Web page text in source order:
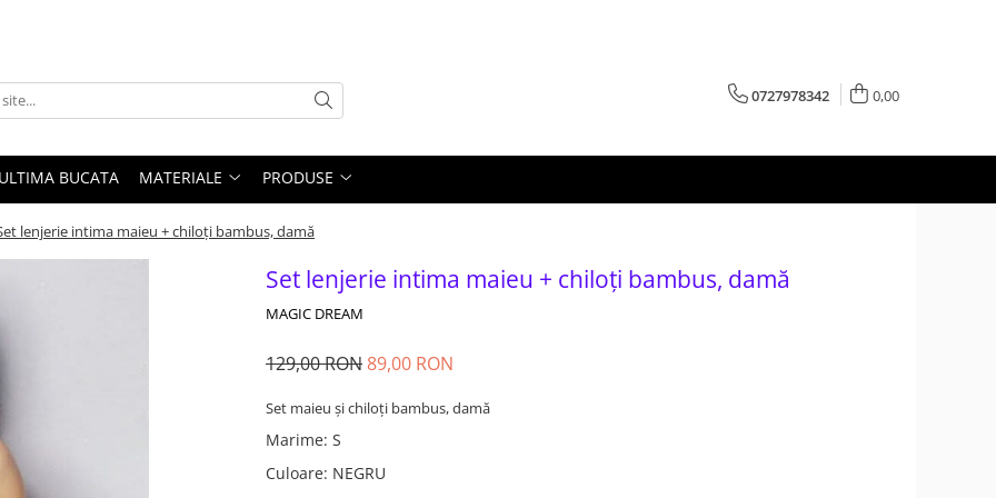
0727978342 0,00
ULTIMA BUCATA MATERIALE PRODUSE
lenjerie intima maieu + chiloți bambus, damă
Set lenjerie intima maieu + chiloți bambus, damă
MAGIC DREAM
129,00 RON89,00 RON
Set maieu și chiloți bambus, damă
Marime: S
Culoare: NEGRU